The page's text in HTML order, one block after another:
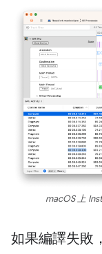
macOS 上
如果編譯失敗